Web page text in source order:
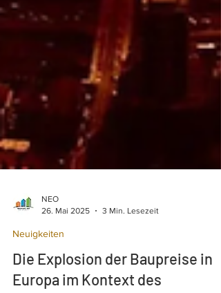
26. Mai 2025
Neuigkeiten
Die Explosion der Baupreise in